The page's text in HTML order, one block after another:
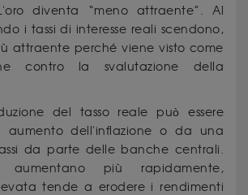
diventa “meno attraente”. Al
i tassi di interesse reali scendono,
attraente perché viene visto come
contro la svalutazione della
del tasso reale può essere
dell'inflazione o da una
da parte delle banche centrali.
più rapidamente,
tende a erodere i rendimenti